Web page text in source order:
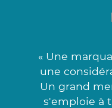
« Une
une
Un grand
s'emploie à